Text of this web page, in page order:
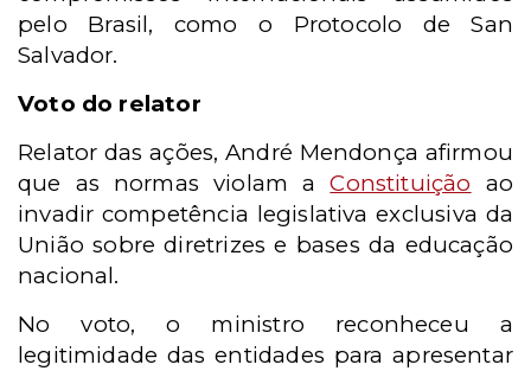
pelo Brasil, como o Protocolo de San
Salvador.
Voto do relator
Relator das ações, André Mendonça afirmou
que as normas violam aConstituição ao
invadir competência legislativa exclusiva da
União sobre diretrizes e bases da educação
nacional.
No voto, o ministro reconheceu a
legitimidade das entidades para apresentar